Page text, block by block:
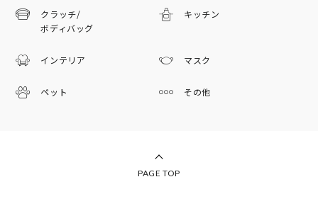
クラッチ/
ボディバッグ
キッチン
インテリア マスク
ペット その他
PAGE TOP